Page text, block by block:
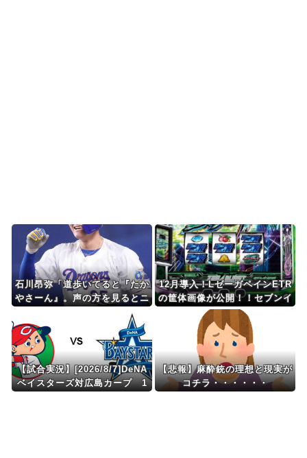
Powered by livedoor 相互RSS
石川昂弥「道歩いてると『たか
やさーん』。声の方を見るとニ
コニコのサノーが車の窓を開け
12月導入！LゼーガペインETR
の筐体画像が公開！！セブンイ
ンパクトは搭載されてるっぽ
い！
【試合実況】[2026/8/7]DeNA
ベイスターズ対広島カープ 1
【悲報】麻酔銃の理想と現実が
コチラ・・・・・・